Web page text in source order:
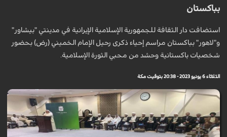
بباكستان
استضافت دار الثقافة للجمهورية الإسلامية الإيرانية في مدينتي "بيشاور"
و"لاهور" بباكستان مراسم إحياء ذكرى رحيل الإمام الخميني (رض) بحضور
شخصيات باكستانية وحشد من محبي الثورة الإسلامية.
الثلاثاء 6 يونيو 2023 - 20:38 بتوقيت مكة